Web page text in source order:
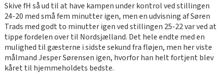
Skive fH så ud til at have kampen under kontrol ved stillingen
24-20 med små fem minutter igen, men en udvisning af Søren
Trads med godt to minutter igen ved stillingen 25-22 var ved at
tippe fordelen over til Nordsjælland. Det hele endte med en
mulighed til gæsterne i sidste sekund fra fløjen, men her viste
målmand Jesper Sørensen igen, hvorfor han helt fortjent blev
kåret til hjemmeholdets bedste.